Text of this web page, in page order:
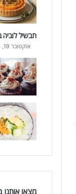
תבשיל לוביה
אוקטובר 19, 2024
מצאו אותנו